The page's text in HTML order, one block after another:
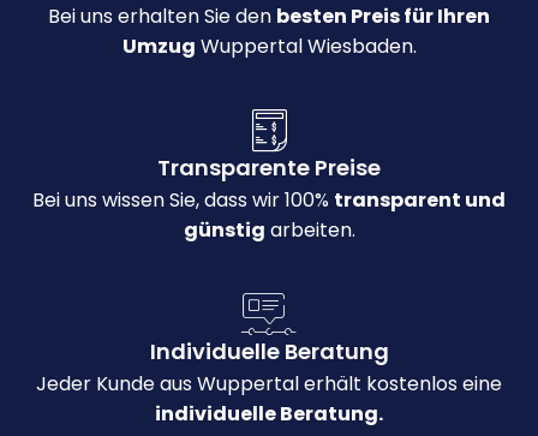
Bei uns erhalten Sie den besten Preis für Ihren
Umzug Wuppertal Wiesbaden.
Transparente Preise
Bei uns wissen Sie, dass wir 100% transparent und
günstig arbeiten.
Individuelle Beratung
Jeder Kunde aus Wuppertal erhält kostenlos eine
individuelle Beratung.